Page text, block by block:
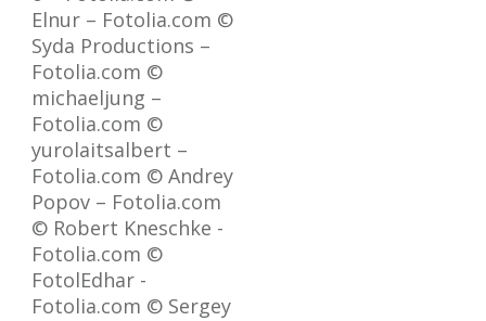
Elnur – Fotolia.com ©
Syda Productions –
Fotolia.com ©
michaeljung –
Fotolia.com ©
yurolaitsalbert –
Fotolia.com © Andrey
Popov – Fotolia.com
© Robert Kneschke -
Fotolia.com ©
FotolEdhar -
Fotolia.com © Sergey